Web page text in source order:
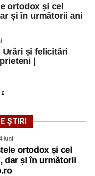
ortodox și cel
și în următorii ani
Urări și felicitări
|
ȘTIRI
luni
ortodox și cel
dar și în următorii